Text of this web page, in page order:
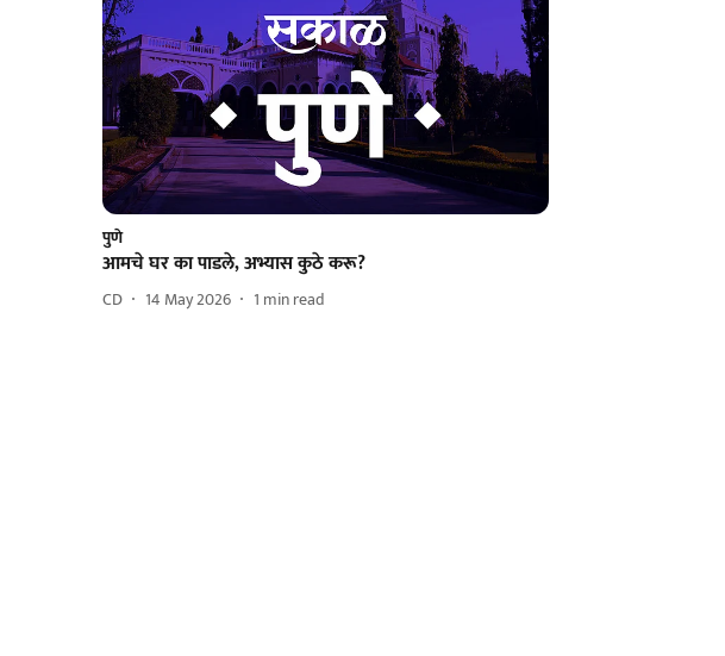
पुणे
आमचे घर का पाडले, अभ्यास कुठे करू?
CD 14 May 2026 1 min read